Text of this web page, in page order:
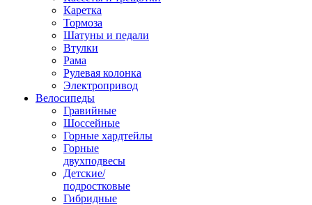
Каретка
Тормоза
Шатуны и педали
Втулки
Рама
Рулевая колонка
Электропривод
Велосипеды
Гравийные
Шоссейные
Горные хардтейлы
Горные
двухподвесы
Детские/
подростковые
Гибридные